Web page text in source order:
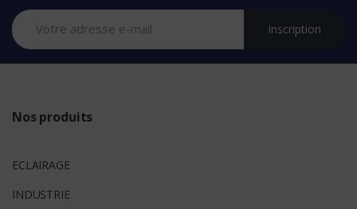
Inscription
Nos produits
ECLAIRAGE
INDUSTRIE